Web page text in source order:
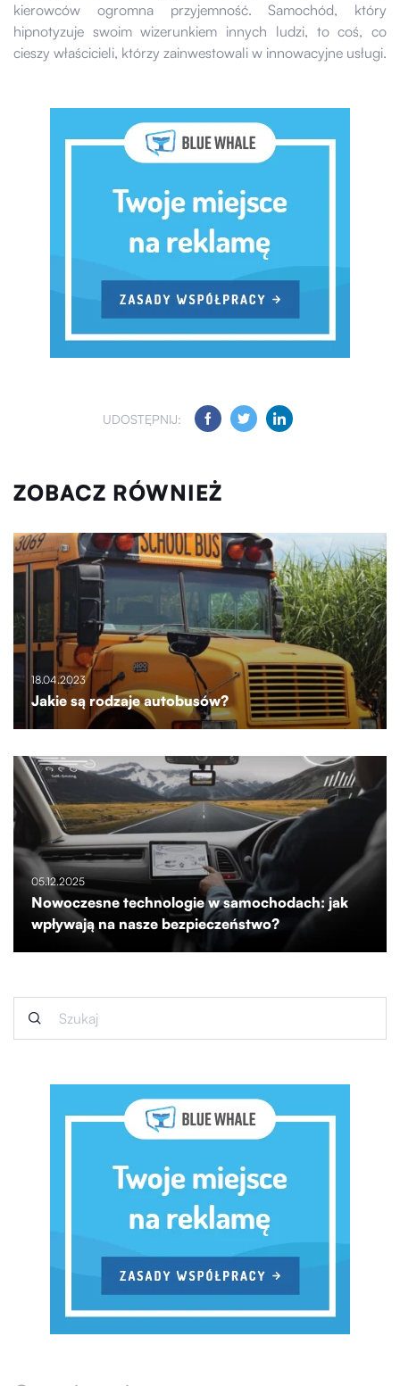
kierowców ogromna przyjemność. Samochód, który
hipnotyzuje swoim wizerunkiem innych ludzi, to coś, co
cieszy właścicieli, którzy zainwestowali w innowacyjne usługi.
UDOSTĘPNIJ:
ZOBACZ RÓWNIEŻ
18.04.2023
Jakie są rodzaje autobusów?
05.12.2025
Nowoczesne technologie w samochodach: jak
wpływają na nasze bezpieczeństwo?